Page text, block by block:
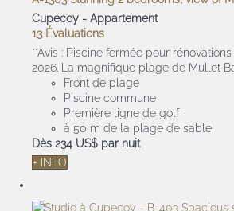
Cupecoy - Appartement
13 Évaluations
**Avis : Piscine fermée pour
2026. La magnifique plage de Mullet
Front de plage
Piscine commune
Première ligne de golf
à 50 m de la plage de sable
Dès 234 US$ par nuit
+ INFO